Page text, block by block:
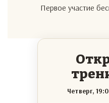
Первое участие
Четверг,